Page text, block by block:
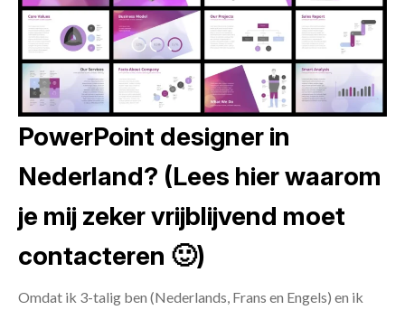
PowerPoint designer in
Nederland? (Lees hier waarom
je mij zeker vrijblijvend moet
contacteren 🙂)
Omdat ik 3-talig ben (Nederlands, Frans en Engels) en ik